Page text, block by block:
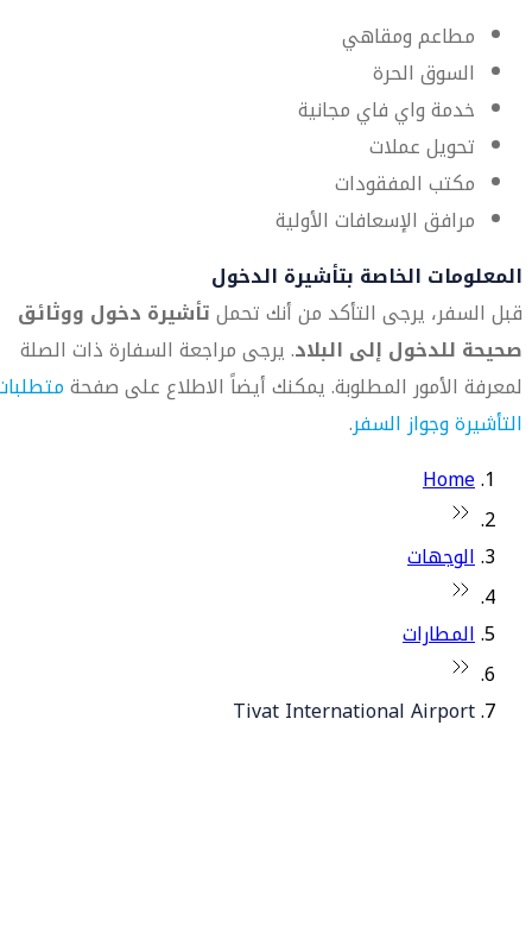
مطاعم ومقاهي
السوق الحرة
خدمة واي فاي مجانية
تحويل عملات
مكتب المفقودات
مرافق الإسعافات الأولية
المعلومات الخاصة بتأشيرة الدخول
قبل السفر، يرجى التأكد من أنك تحملتأشيرة دخول ووثائق
صحيحة للدخول إلى البلاد. يرجى مراجعة السفارة ذات الصلة
لمعرفة الأمور المطلوبة. يمكنك أيضاً الاطلاع على صفحة
التأشيرة وجواز السفر.
Home
الوجهات
المطارات
Tivat International Airport